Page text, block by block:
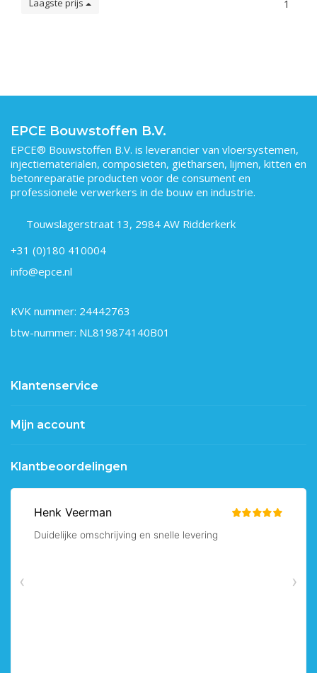
Laagste prijs 1
EPCE Bouwstoffen B.V.
EPCE® Bouwstoffen B.V. is leverancier van vloersystemen,
injectiematerialen, composieten, gietharsen, lijmen, kitten en
betonreparatie producten voor de consument en
professionele verwerkers in de bouw en industrie.
Touwslagerstraat 13, 2984 AW Ridderkerk
+31 (0)180 410004
info@epce.nl
KVK nummer: 24442763
btw-nummer: NL819874140B01
Klantenservice
Mijn account
Klantbeoordelingen